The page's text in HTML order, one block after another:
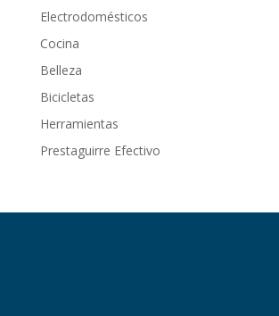
Electrodomésticos
Cocina
Belleza
Bicicletas
Herramientas
Prestaguirre Efectivo